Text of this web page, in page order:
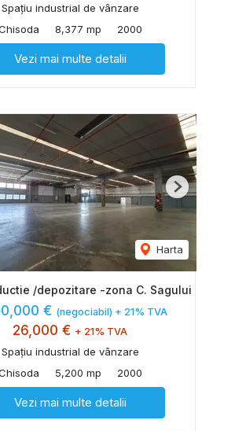
Spațiu industrial de vânzare
8,377 mp 2000
Vezi mai multe detalii
Harta
Next
/depozitare -zona C. Sagului
€ (negociabil) + 21% TVA
26,000 € + 21% TVA
Spațiu industrial de vânzare
5,200 mp 2000
Vezi mai multe detalii